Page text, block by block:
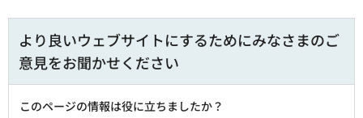
より良いウェブサイトにするためにみなさまのご
意見をお聞かせください
このページの情報は役に立ちましたか？